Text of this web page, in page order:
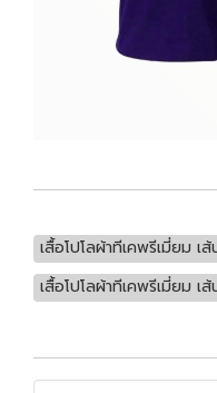
เสื้อโปโลผ้าทีเคพรีเมี่ยม
เสื้อโปโลผ้าทีเคพรีเมี่ยม